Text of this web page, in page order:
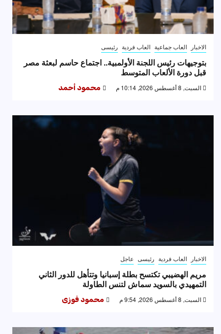
الاخبار العاب جماعية العاب فردية رئيسى
بتوجيهات رئيس اللجنة الأولمبية.. اجتماع حاسم لبعثة مصر
قبل دورة الألعاب المتوسط
السبت, 8 أغسطس 2026, 10:14 م محمود أحمد
الاخبار العاب فردية رئيسى عاجل
مريم الهضيبي تكتسح بطلة إسبانيا وتتأهل للدور الثاني
التمهيدي بالسويد سماش لتنس الطاولة
السبت, 8 أغسطس 2026, 9:54 م محمود فوزى